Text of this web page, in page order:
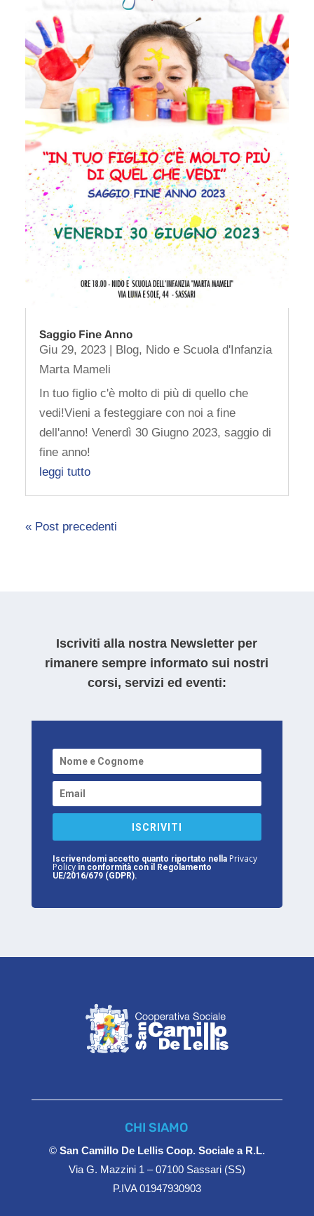
Saggio Fine Anno
Giu 29, 2023| Blog, Nido e Scuola d'Infanzia
Marta Mameli
In tuo figlio c'è molto di più di quello che
vedi!Vieni a festeggiare con noi a fine
dell'anno! Venerdì 30 Giugno 2023, saggio di
fine anno!
leggi tutto
« Post precedenti
Iscriviti alla nostra Newsletter per
rimanere sempre informato sui nostri
corsi, servizi ed eventi:
ISCRIVITI
Iscrivendomi accetto quanto riportato nella Privacy
Policyin conformità con il Regolamento
UE/2016/679 (GDPR).
CHI SIAMO
© San Camillo De Lellis Coop. Sociale a R.L.
Via G. Mazzini 1 – 07100 Sassari (SS)
P.IVA 01947930903